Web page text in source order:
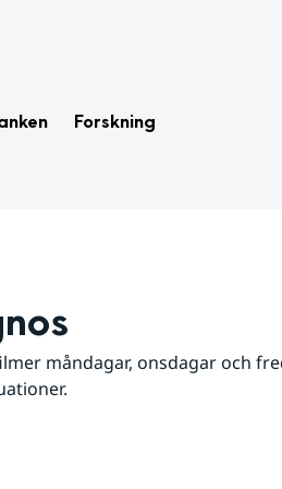
Forskning
måndagar, onsdagar och